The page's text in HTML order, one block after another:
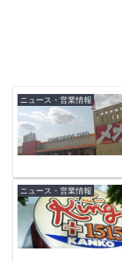
ニュース・営業情報
ニュース・営業情報